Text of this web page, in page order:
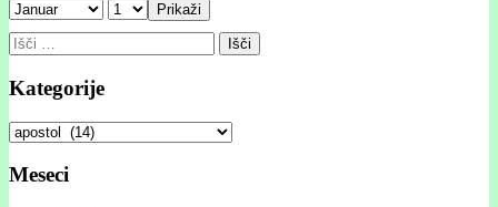
Prikaži
Išči:
Kategorije
Kategorije
Meseci